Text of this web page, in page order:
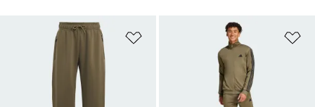
Favori Listesine Ekle